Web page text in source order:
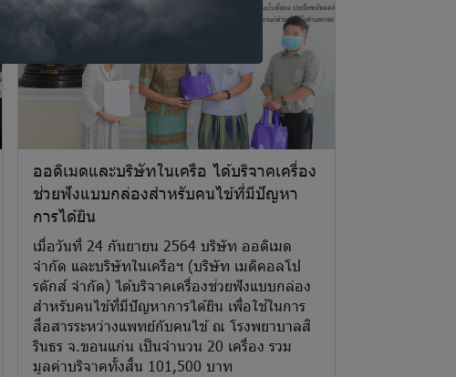
ออดิเมดและบริษัทในเครือ ได้บริจาคเครื่อง
ช่วยฟังแบบกล่องสำหรับคนไข้ที่มีปัญหา
การได้ยิน
เมื่อวันที่ 24 กันยายน 2564 บริษัท ออดิเมด
จำกัด และบริษัทในเครือฯ (บริษัท เมดิคอลโป
รดักส์ จำกัด) ได้บริจาคเครื่องช่วยฟังแบบกล่อง
สำหรับคนไข้ที่มีปัญหาการได้ยิน เพื่อใช้ในการ
สื่อสารระหว่างแพทย์กับคนไข้ ณ โรงพยาบาลสิ
รินธร จ.ขอนแก่น เป็นจำนวน 20 เครื่อง รวม
มูลค่าบริจาคทั้งสิ้น 101,500 บาท